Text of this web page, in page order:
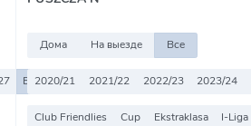
Все
Дома На выезде Все
2020/21 2021/22 2022/23 2023/24
Club Friendlies Cup Ekstraklasa I-Liga